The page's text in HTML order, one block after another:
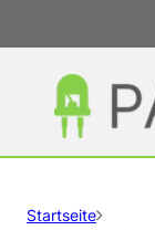
Startseite